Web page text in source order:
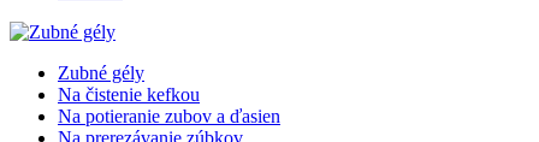
Zubné gély
Na čistenie kefkou
Na potieranie zubov a ďasien
Na prerezávanie zúbkov